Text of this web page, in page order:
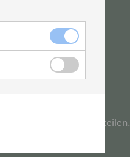
und neuen Vorteilen.